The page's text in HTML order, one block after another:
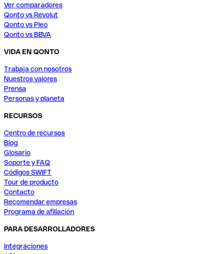
Ver comparadores
Qonto vs Revolut
Qonto vs Pleo
Qonto vs BBVA
VIDA EN QONTO
Trabaja con nosotros
Nuestros valores
Prensa
Personas y planeta
RECURSOS
Centro de recursos
Blog
Glosario
Soporte y FAQ
Códigos SWIFT
Tour de producto
Contacto
Recomendar empresas
Programa de afiliación
PARA DESARROLLADORES
Integraciones